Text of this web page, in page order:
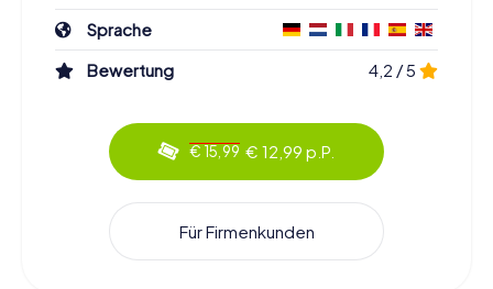
Sprache
Bewertung
4,2 / 5
€ 15,99 € 12,99 p.P.
Für Firmenkunden